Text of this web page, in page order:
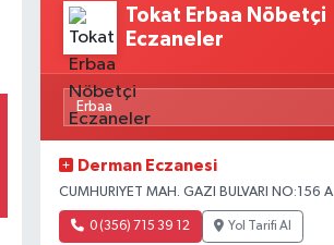
Tokat Erbaa Nöbetçi
Eczaneler
Derman Eczanesi
CUMHURIYET MAH. GAZI BULVARI NO:156 A
0 (356) 715 39 12 Yol Tarifi Al